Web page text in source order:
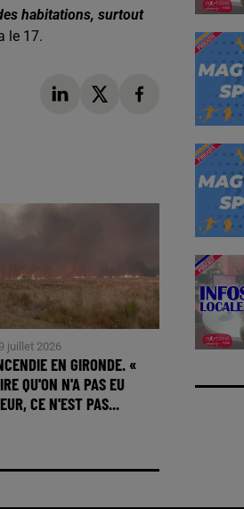
habitations, surtout
le 17.
juillet 2026
EN GIRONDE. «
QU'ON N'A PAS EU
CE N'EST PAS...